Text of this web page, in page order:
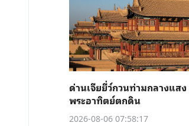
ด่านเจียยี่ว์กวนท่ามกลางแสง
พระอาทิตย์ตกดิน
2026-08-06 07:58:17